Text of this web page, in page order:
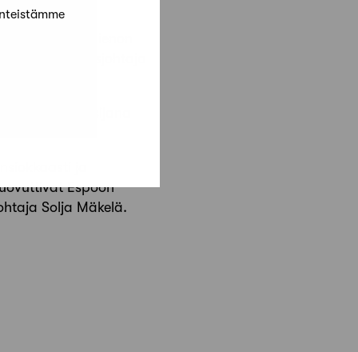
hienon
Oy:n toimitusjohtaja
Pääurakoitsijana
ja
Espoon
Solja Mäkelä.